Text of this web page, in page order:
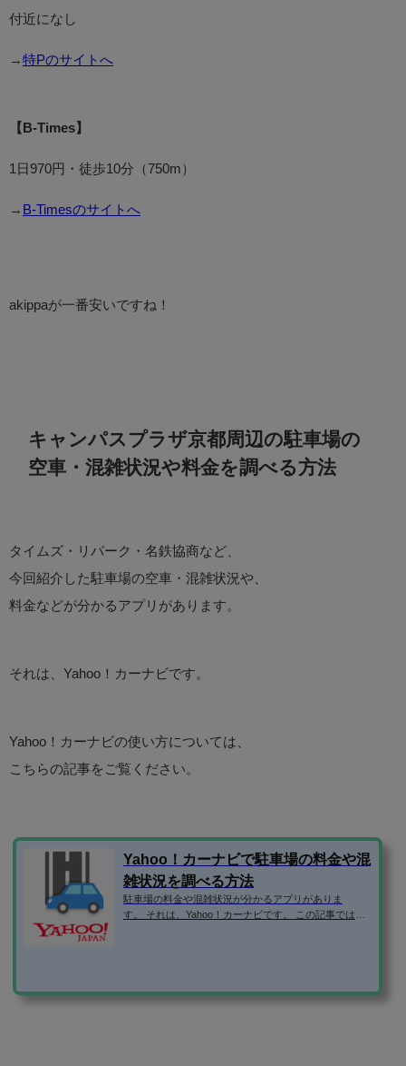
付近になし
→ 特Pのサイトへ
【B-Times】
1日970円・徒歩10分（750m）
→ B-Timesのサイトへ
akippaが一番安いですね！
キャンパスプラザ京都周辺の駐車場の
空車・混雑状況や料金を調べる方法
タイムズ・リパーク・名鉄協商など、
今回紹介した駐車場の空車・混雑状況や、
料金などが分かるアプリがあります。
それは、Yahoo！カーナビです。
Yahoo！カーナビの使い方については、
こちらの記事をご覧ください。
Yahoo！カーナビで駐車場の料金や混
雑状況を調べる方法
駐車場の料金や混雑状況が分かるアプリがありま
す。 それは、Yahoo！カーナビです。 この記事では、Y
しない状態でアプリを起動すると、位置情報をオンに